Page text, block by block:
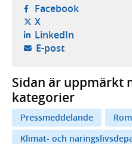
Facebook- öppnas i
X- öppnas i ny flik,
LinkedIn- öppnas i
E-post- öppnar din
Sidan är uppmärkt
kategorier
Pressmeddelande
Klimat- och